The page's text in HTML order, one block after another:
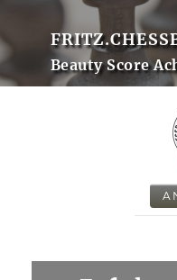
Beauty Score